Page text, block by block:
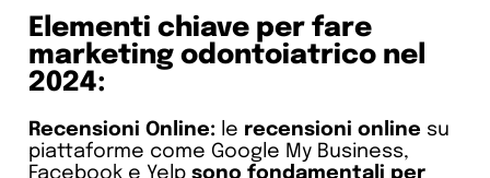
Elementi chiave per fare
marketing odontoiatrico nel
2024:
Recensioni Online: le recensioni online su
piattaforme come Google My Business,
Facebook e Yelp sono fondamentali per